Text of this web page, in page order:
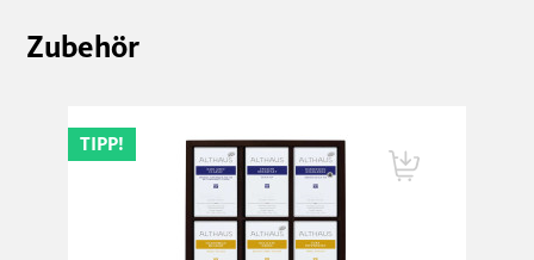
Zubehör
TIPP!